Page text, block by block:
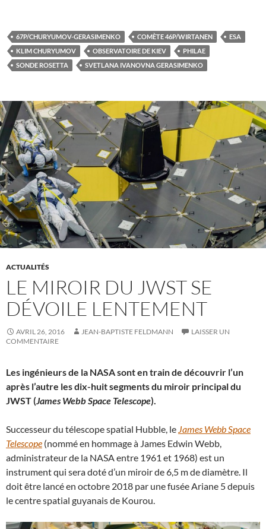
67P/CHURYUMOV-GERASIMENKO COMÈTE 46P/WIRTANEN
ESA
KLIM CHURYUMOV
OBSERVATOIRE DE KIEV
PHILAE
SONDE ROSETTA
SVETLANA IVANOVNA GERASIMENKO
ACTUALITÉS
LE MIROIR DU JWST SE
DÉVOILE LENTEMENT
AVRIL 26, 2016 JEAN-BAPTISTE FELDMANN
LAISSER UN
COMMENTAIRE
Les ingénieurs de la NASA sont en train de découvrir l’un
après l’autre les dix-huit segments du miroir principal du
JWST (James Webb Space Telescope).
Successeur du télescope spatial Hubble, le James Webb Space
Telescope (nommé en hommage à James Edwin Webb,
administrateur de la NASA entre 1961 et 1968) est un
instrument qui sera doté d’un miroir de 6,5 m de diamètre. Il
doit être lancé en octobre 2018 par une fusée Ariane 5 depuis
le centre spatial guyanais de Kourou.